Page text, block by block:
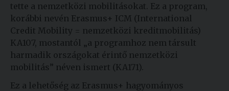
Nemzetközi
kapcsolatok
Egyetemi
Események
tette a nemzetközi mobilitásokat. Ez a program,
korábbi nevén Erasmus+ ICM (International
Credit Mobility = nemzetközi kreditmobilitás)
KA107, mostantól „a programhoz nem társult
harmadik országokat érintő nemzetközi
mobilitás” néven ismert (KA171).
Ez a lehetőség az Erasmus+ hagyományos